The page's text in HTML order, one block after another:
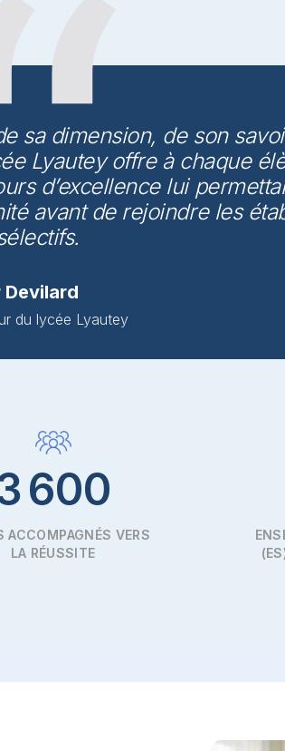
sa dimension, de son
Lyautey offre à chaque
d’excellence lui
avant de rejoindre les
Devilard
du lycée Lyautey
600
ACCOMPAGNÉS VERS
LA RÉUSSITE